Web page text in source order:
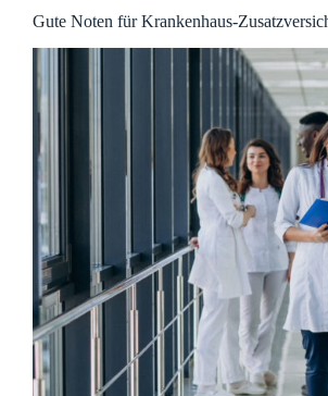
Gute Noten für Krankenhaus-